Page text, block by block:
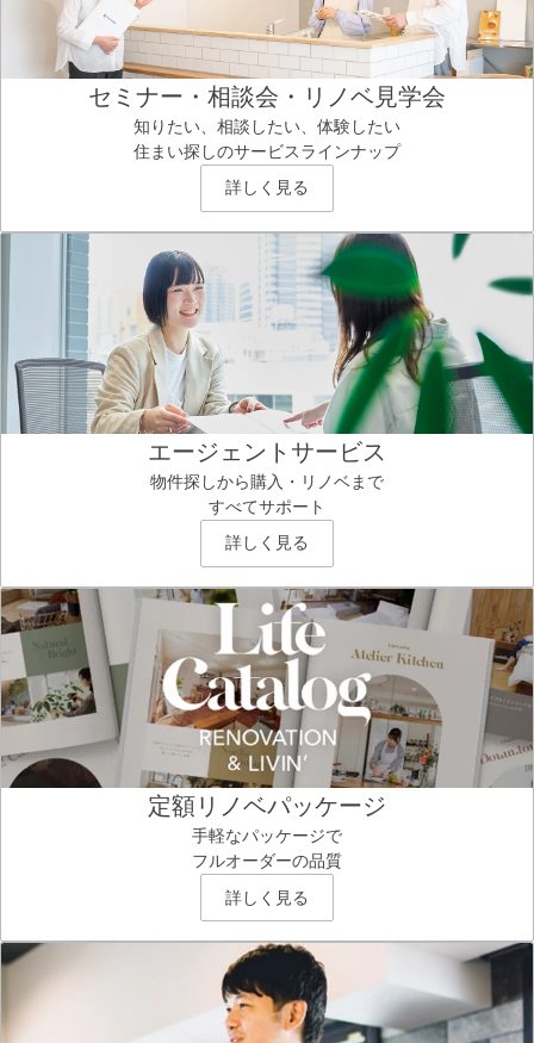
セミナー・相談会・リノベ見学会
知りたい、相談したい、体験したい
住まい探しのサービスラインナップ
詳しく見る
エージェントサービス
物件探しから購入・リノベまで
すべてサポート
詳しく見る
定額リノベパッケージ
手軽なパッケージで
フルオーダーの品質
詳しく見る